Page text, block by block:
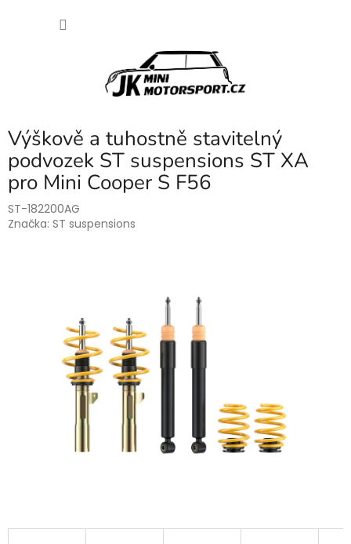
Výškově a tuhostně stavitelný
podvozek ST suspensions ST XA
pro Mini Cooper S F56
ST-182200AG
Značka: ST suspensions